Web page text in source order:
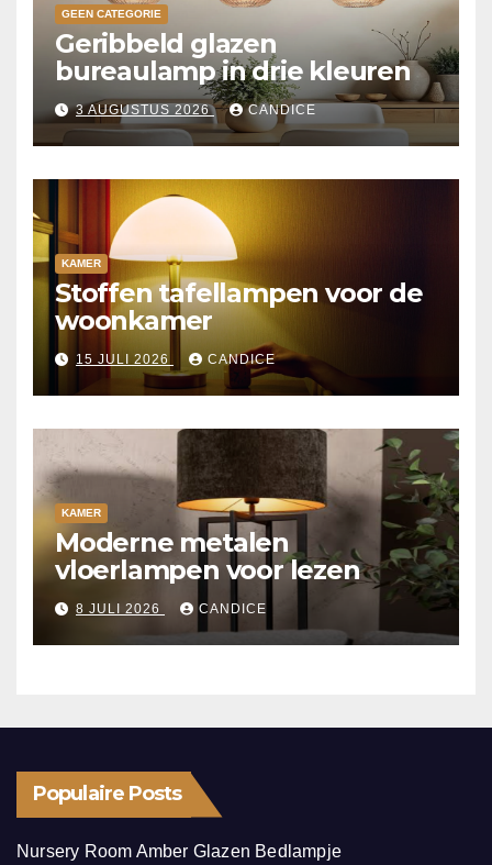
GEEN CATEGORIE
Geribbeld glazen
bureaulamp in drie kleuren
3 AUGUSTUS 2026 CANDICE
KAMER
Stoffen tafellampen voor de
woonkamer
15 JULI 2026 CANDICE
KAMER
Moderne metalen
vloerlampen voor lezen
8 JULI 2026 CANDICE
Populaire Posts
Nursery Room Amber Glazen Bedlampje